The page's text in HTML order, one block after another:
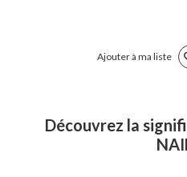
Ajouter à ma liste
Découvrez la